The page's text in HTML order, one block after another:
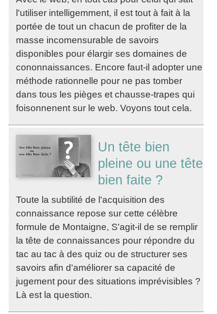
l'utiliser intelligemment, il est tout à fait à la
portée de tout un chacun de profiter de la
masse incomensurable de savoirs
disponibles pour élargir ses domaines de
cononnaissances. Encore faut-il adopter une
méthode rationnelle pour ne pas tomber
dans tous les pièges et chausse-trapes qui
foisonnenent sur le web. Voyons tout cela.
Un tête bien
pleine ou une tête
bien faite ?
Toute la subtilité de l'acquisition des
connaissance repose sur cette célèbre
formule de Montaigne, S'agit-il de se remplir
la tête de connaissances pour répondre du
tac au tac à des quiz ou de structurer ses
savoirs afin d'améliorer sa capacité de
jugement pour des situations imprévisibles ?
Là est la question.